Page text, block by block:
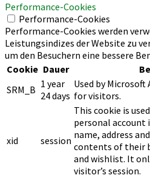
Performance-Cookies
Performance-Cookies
Performance-Cookies werden
Leistungsindizes der Website zu
um den Besuchern eine bessere
Cookie Dauer
SRM_B 1 year
24 days
Used by Microsoft
for visitors.
xid session
This cookie is
personal
name, address
contents of their
and wishlist. It
visitor’s session.